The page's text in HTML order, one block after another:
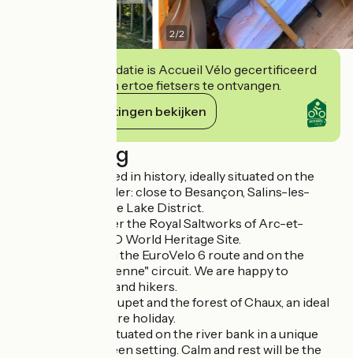
2/2
Deze accommodatie is Accueil Vélo gecertificeerd
en verbindt zich ertoe fietsers te ontvangen.
Haar verplichtingen bekijken
Beschrijving
A campsite steeped in history, ideally situated on the
Doubs - Jura border: close to Besançon, Salins-les-
Bains, Dole and the Lake District.
Come and discover the Royal Saltworks of Arc-et-
Senans, a UNESCO World Heritage Site.
We are located on the EuroVelo 6 route and on the
"échappée jurassienne" circuit. We are happy to
welcome cyclists and hikers.
Between Mont Poupet and the forest of Chaux, an ideal
location for a nature holiday.
The campsite is situated on the river bank in a unique
and preserved green setting. Calm and rest will be the